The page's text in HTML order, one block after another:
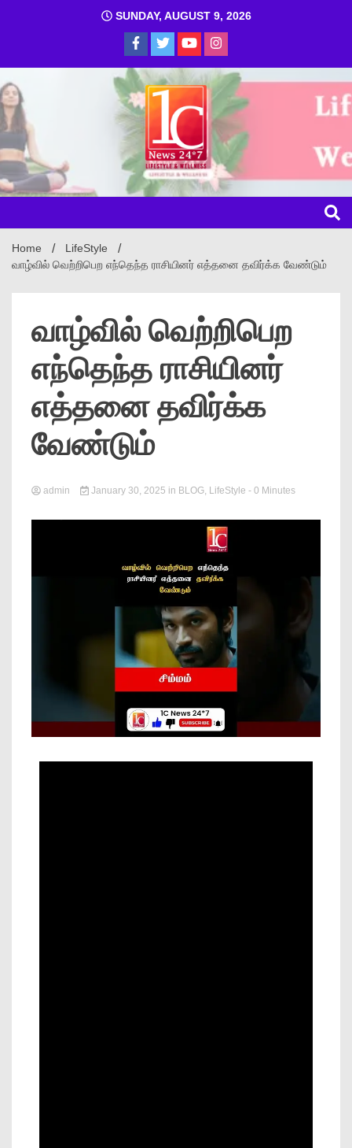
SUNDAY, AUGUST 9, 2026
1C
News
Online
Home
LifeStyle
வாழ்வில் வெற்றிபெற எந்தெந்த ராசியினர் எத்தனை தவிர்க்க வேண்டும்
வாழ்வில் வெற்றிபெற
எந்தெந்த ராசியினர்
எத்தனை தவிர்க்க
வேண்டும்
admin January 30, 2025 in BLOG, LifeStyle - 0 Minutes